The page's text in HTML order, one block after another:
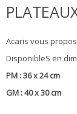
Acaris vous
DisponibleS en
PM : 36 x 24 cm
GM : 40 x 30 cm